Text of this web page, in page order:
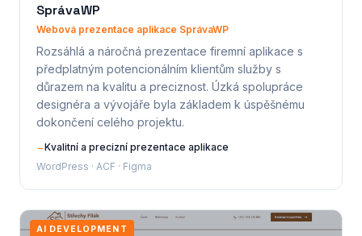
SprávaWP
Webová prezentace aplikace SprávaWP
Rozsáhlá a náročná prezentace firemní aplikace s
předplatným potencionálním klientům služby s
důrazem na kvalitu a preciznost. Úzká spolupráce
designéra a vývojáře byla základem k úspěšnému
dokončení celého projektu.
→Kvalitní a precizní prezentace aplikace
WordPress · ACF · Figma
AI DEVELOPMENT